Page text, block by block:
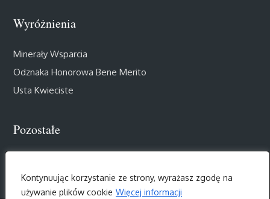
Kontynuując korzystanie ze strony, wyrażasz zgodę na
używanie plików cookie Więcej informacji
Wyróżnienia
Minerały Wsparcia
Odznaka Honorowa Bene Merito
Usta Kwieciste
Pozostałe